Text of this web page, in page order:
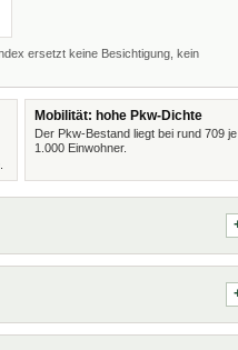
ersetzt keine Besichtigung, kein
Mobilität: hohe Pkw-Dichte
Der Pkw-Bestand liegt bei rund 709 je
1.000 Einwohner.